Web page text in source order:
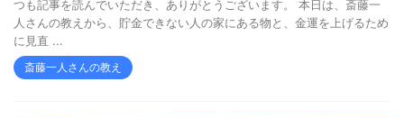
つも記事を読んでいただき、ありがとうございます。 本日は、斎藤一
人さんの教えから、貯金できない人の家にある物と、金運を上げるため
に見直 ...
斎藤一人さんの教え